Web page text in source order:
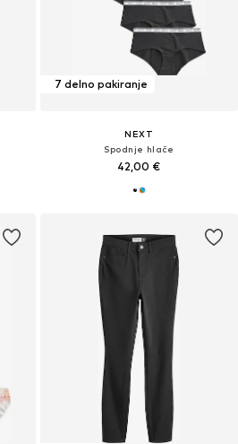
7 delno pakiranje
NEXT
Spodnje hlače
42,00 €